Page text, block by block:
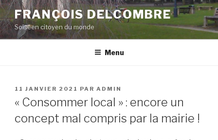
Aller
au
contenu
principal
FRANÇOIS DELCOMBRE
Soiséen citoyen du monde
Menu
PUBLIÉ
LE
11 JANVIER 2021 PAR ADMIN
« Consommer local » : encore un
concept mal compris par la mairie !